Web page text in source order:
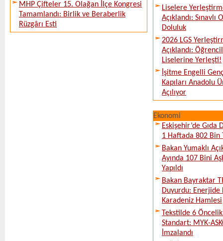
MHP Çifteler 15. Olağan İlçe Kongresi
Tamamlandı: Birlik ve Beraberlik
Rüzgârı Esti
Liselere
Açıklandı:
Doluluk
2026 LGS
Açıklandı:
Liselerine Yerleşti!
İşitme Engelli
Kapıları Anadolu
Açılıyor
Ekonomi
Eskişehir’de
1 Haftada 802 Bin
Bakan Yumaklı
Ayında 107 Bini
Yapıldı
Bakan Bayraktar
Duyurdu: Enerjide
Karadeniz Hamlesi
Tekstilde 6
Standart: MYK-
İmzalandı